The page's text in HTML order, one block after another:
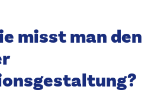
misst man den